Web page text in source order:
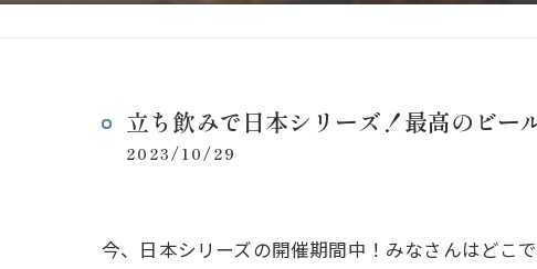
立ち飲みで日本シリーズ！最高のビー
2023/10/29
今、日本シリーズの開催期間中！みなさんはどこ